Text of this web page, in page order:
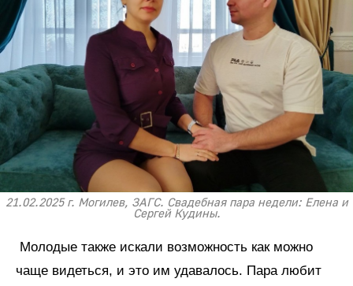
21.02.2025 г. Могилев, ЗАГС. Свадебная пара недели: Елена и
Сергей Кудины.
Молодые также искали возможность как можно
чаще видеться, и это им удавалось. Пара любит